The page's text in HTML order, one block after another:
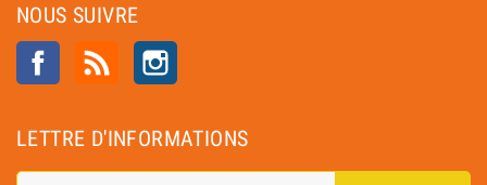
NOUS SUIVRE
FacebookRss
LETTRE D'INFORMATIONS